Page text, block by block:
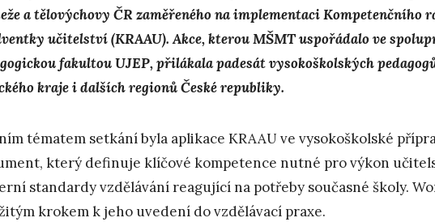
a tělovýchovy ČR zaměřeného na implementaci Kompetenčního
učitelství (KRAAU). Akce, kterou MŠMT uspořádalo ve
fakultou UJEP, přilákala padesát vysokoškolských
kraje i dalších regionů České republiky.
tématem setkání byla aplikace KRAAU ve vysokoškolské
který definuje klíčové kompetence nutné pro výkon
standardy vzdělávání reagující na potřeby současné školy.
krokem k jeho uvedení do vzdělávací praxe.